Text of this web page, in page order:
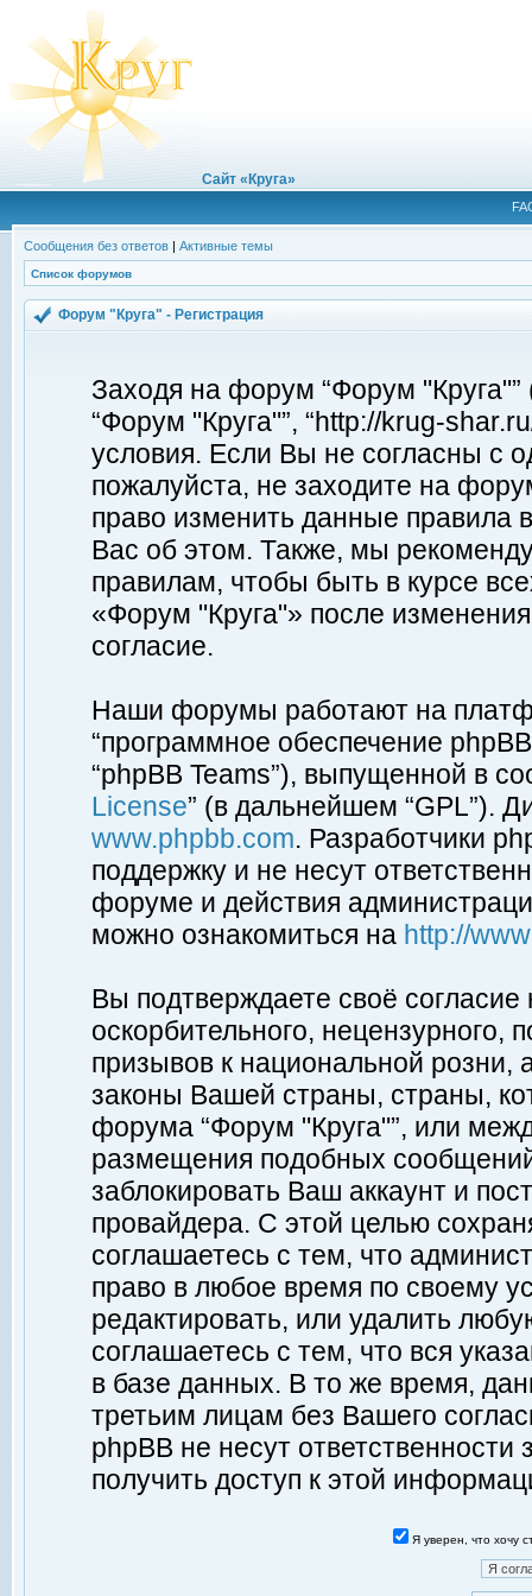
Сайт «Круга»
Сообщения без ответов | Активные темы
Список форумов
Форум "Круга" - Регистрация
Заходя на форум “Форум
“Форум "Круга"”, “http://krug-
условия. Если Вы не согласны с
пожалуйста, не заходите на
право изменить данные правила
Вас об этом. Также, мы
правилам, чтобы быть в курсе
«Форум "Круга"» после
согласие.
Наши форумы работают на
“программное обеспечение
“phpBB Teams”), выпущенной в
License” (в дальнейшем “GPL”).
www.phpbb.com. Разработчики
поддержку и не несут
форуме и действия
можно ознакомиться на http://
Вы подтверждаете своё
оскорбительного, нецензурного,
призывов к национальной
законы Вашей страны, страны,
форума “Форум "Круга"”, или
размещения подобных
заблокировать Ваш аккаунт и
провайдера. С этой целью
соглашаетесь с тем, что
право в любое время по своему
редактировать, или удалить
соглашаетесь с тем, что вся
в базе данных. В то же время,
третьим лицам без Вашего
phpBB не несут ответственности
получить доступ к этой
Я уверен, что хочу